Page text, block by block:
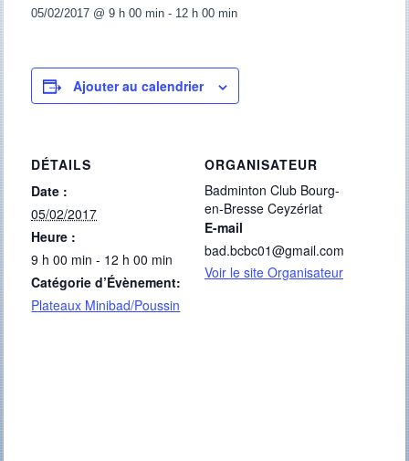
05/02/2017 @ 9 h 00 min - 12 h 00 min
Ajouter au calendrier
DÉTAILS
Date :
05/02/2017
Heure :
9 h 00 min - 12 h 00 min
Catégorie d’Évènement:
Plateaux Minibad/Poussin
ORGANISATEUR
Badminton Club Bourg-
en-Bresse Ceyzériat
E-mail
bad.bcbc01@gmail.com
Voir le site Organisateur